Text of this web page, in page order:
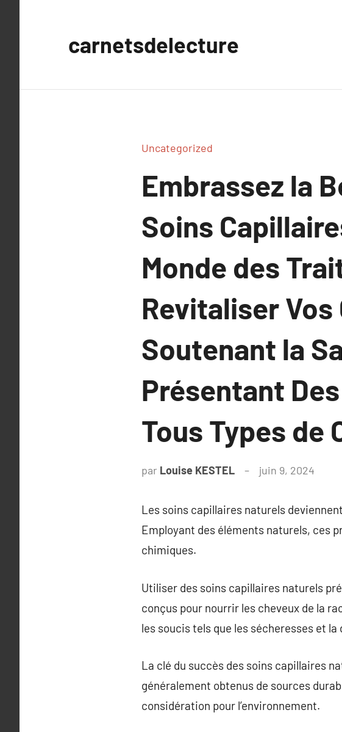
carnetsdelecture
Uncategorized
Embrassez la
Soins
Monde des
Revitaliser Vos
Soutenant la
Présentant
Tous Types de
par Louise KESTEL juin 9, 2024
Les soins capillaires naturels
Employant des éléments naturels, ces
chimiques.
Utiliser des soins capillaires naturels
conçus pour nourrir les cheveux de la
les soucis tels que les sécheresses et
La clé du succès des soins capillaires
généralement obtenus de sources
considération pour l’environnement.